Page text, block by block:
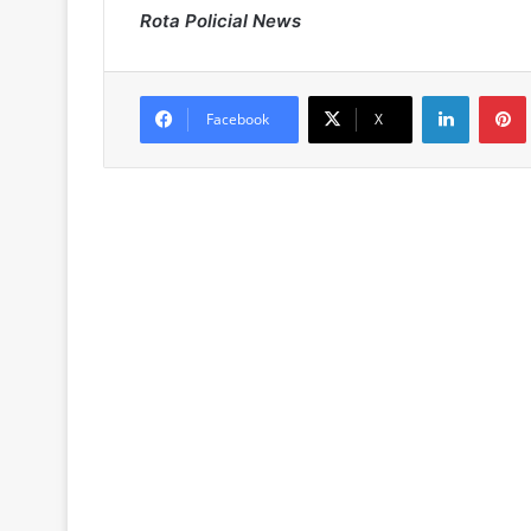
Rota Policial News
Facebook X